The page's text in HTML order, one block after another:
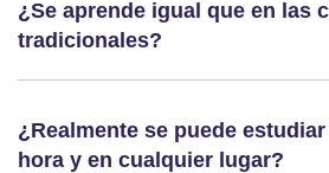
¿Se aprende igual que en las
tradicionales?
¿Realmente se puede
hora y en cualquier lugar?